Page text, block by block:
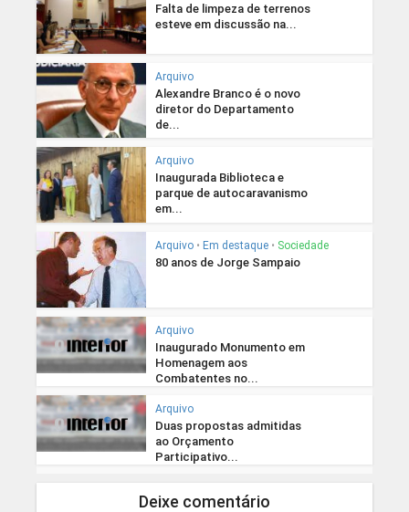
Falta de limpeza de terrenos
esteve em discussão na...
Arquivo
Alexandre Branco é o novo
diretor do Departamento
de...
Arquivo
Inaugurada Biblioteca e
parque de autocaravanismo
em...
Arquivo • Em destaque • Sociedade
80 anos de Jorge Sampaio
Arquivo
Inaugurado Monumento em
Homenagem aos
Combatentes no...
Arquivo
Duas propostas admitidas
ao Orçamento
Participativo...
Deixe comentário